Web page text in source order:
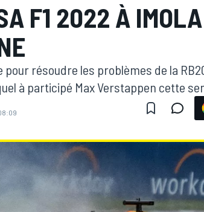
F1 2022 À
pour résoudre les problèmes de la
à participé Max Verstappen cette